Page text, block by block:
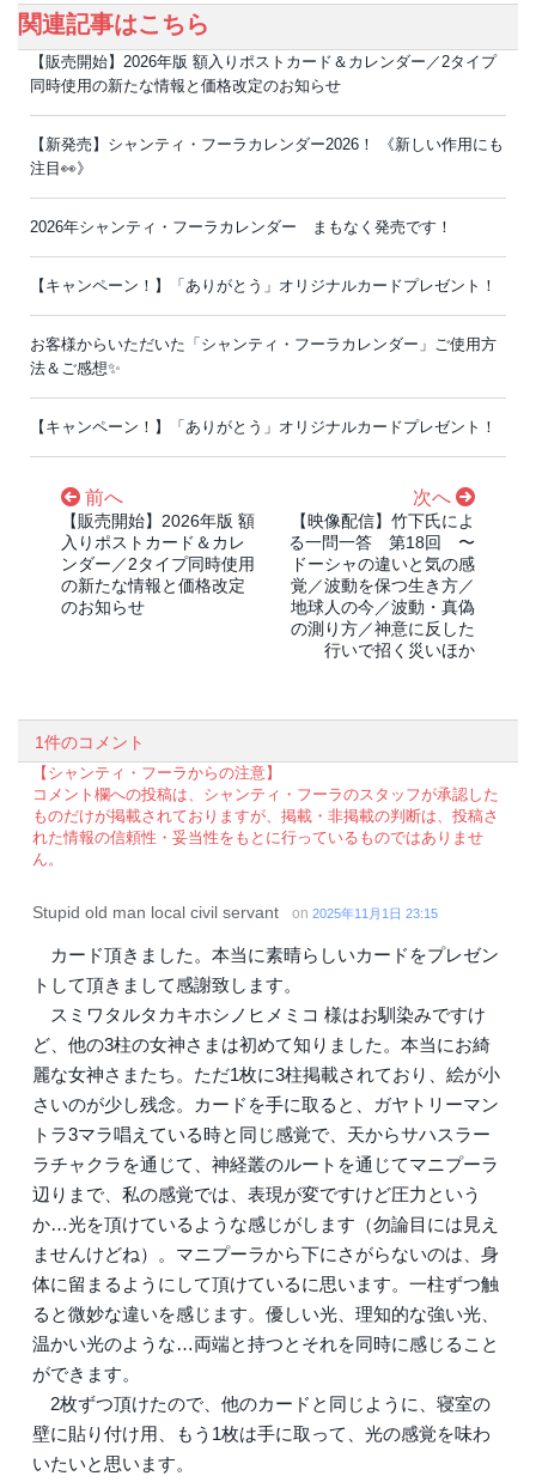
関連記事はこちら
【販売開始】2026年版 額入りポストカード＆カレンダー／2タイプ
同時使用の新たな情報と価格改定のお知らせ
【新発売】シャンティ・フーラカレンダー2026！ 《新しい作用にも
注目👀》
2026年シャンティ・フーラカレンダー まもなく発売です！
【キャンペーン！】「ありがとう」オリジナルカードプレゼント！
お客様からいただいた「シャンティ・フーラカレンダー」ご使用方
法＆ご感想✨
【キャンペーン！】「ありがとう」オリジナルカードプレゼント！
前へ
【販売開始】2026年版 額
入りポストカード＆カレ
ンダー／2タイプ同時使用
の新たな情報と価格改定
のお知らせ
次へ
【映像配信】竹下氏によ
る一問一答 第18回 〜
ドーシャの違いと気の感
覚／波動を保つ生き方／
地球人の今／波動・真偽
の測り方／神意に反した
行いで招く災いほか
1件のコメント
【シャンティ・フーラからの注意】
コメント欄への投稿は、シャンティ・フーラのスタッフが承認した
ものだけが掲載されておりますが、掲載・非掲載の判断は、投稿さ
れた情報の信頼性・妥当性をもとに行っているものではありませ
ん。
Stupid old man local civil servant on 2025年11月1日 23:15
カード頂きました。本当に素晴らしいカードをプレゼン
トして頂きまして感謝致します。
スミワタルタカキホシノヒメミコ 様はお馴染みですけ
ど、他の3柱の女神さまは初めて知りました。本当にお綺
麗な女神さまたち。ただ1枚に3柱掲載されており、絵が小
さいのが少し残念。カードを手に取ると、ガヤトリーマン
トラ3マラ唱えている時と同じ感覚で、天からサハスラー
ラチャクラを通じて、神経叢のルートを通じてマニプーラ
辺りまで、私の感覚では、表現が変ですけど圧力という
か…光を頂けているような感じがします（勿論目には見え
ませんけどね）。マニプーラから下にさがらないのは、身
体に留まるようにして頂けているに思います。一柱ずつ触
ると微妙な違いを感じます。優しい光、理知的な強い光、
温かい光のような…両端と持つとそれを同時に感じること
ができます。
2枚ずつ頂けたので、他のカードと同じように、寝室の
壁に貼り付け用、もう1枚は手に取って、光の感覚を味わ
いたいと思います。